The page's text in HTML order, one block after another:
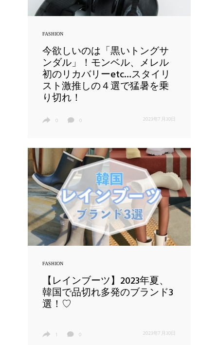
FASHION
今欲しいのは「黒いトングサ
ンダル」！モンベル、メレル
初のリカバリーetc…スタイリ
スト激推しの４選で猛暑を乗
り切れ！
0 0 2023年7月30日
FASHION
【レインブーツ】2023年夏、
韓国で品切れ多発のブランド3
選！♡
1 0 2023年7月30日